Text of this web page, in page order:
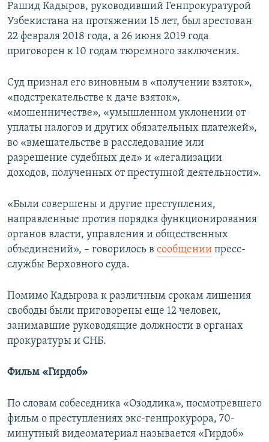
Рашид Кадыров, руководивший Генпрокуратурой
Узбекистана на протяжении 15 лет, был арестован
22 февраля 2018 года, а 26 июня 2019 года
приговорен к 10 годам тюремного заключения.
Суд признал его виновным в «получении взяток»,
«подстрекательстве к даче взяток»,
«мошенничестве», «умышленном уклонении от
уплаты налогов и других обязательных платежей»,
во «вмешательстве в расследование или
разрешение судебных дел» и «легализации
доходов, полученных от преступной деятельности».
«Были совершены и другие преступления,
направленные против порядка функционирования
органов власти, управления и общественных
объединений», – говорилось в сообщении пресс-
службы Верховного суда.
Помимо Кадырова к различным срокам лишения
свободы были приговорены еще 12 человек,
занимавшие руководящие должности в органах
прокуратуры и СНБ.
Фильм «Гирдоб»​
По словам собеседника «Озодлика», посмотревшего
фильм о преступлениях экс-генпрокурора, 70-
минутный видеоматериал называется «Гирдоб»